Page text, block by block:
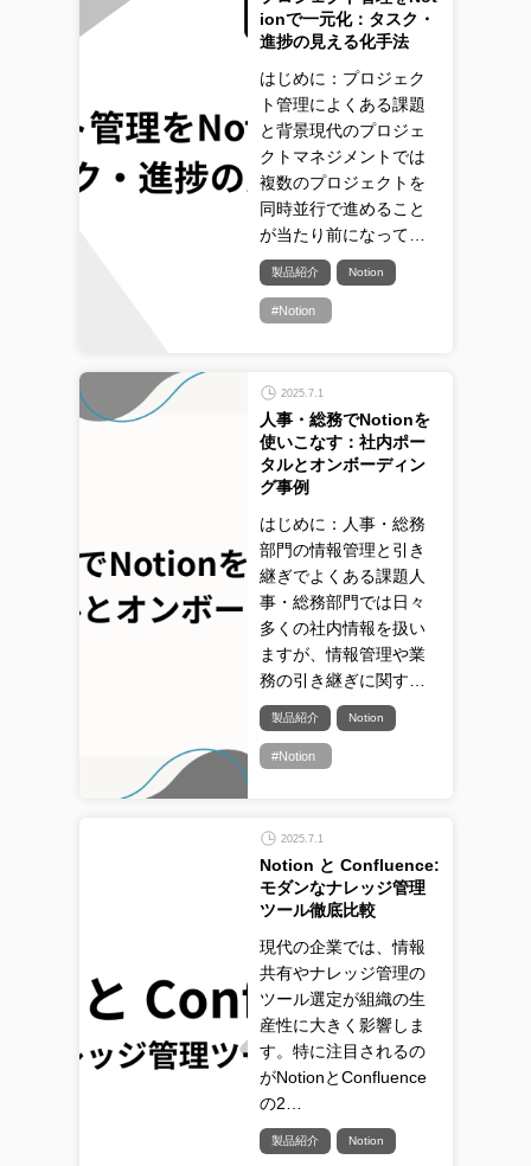
ionで一元化：タスク・
進捗の見える化手法
はじめに：プロジェク
ト管理によくある課題
と背景現代のプロジェ
クトマネジメントでは
複数のプロジェクトを
同時並行で進めること
が当たり前になって…
製品紹介 Notion
#Notion
2025.7.1
人事・総務でNotionを
使いこなす：社内ポー
タルとオンボーディン
グ事例
はじめに：人事・総務
部門の情報管理と引き
継ぎでよくある課題人
事・総務部門では日々
多くの社内情報を扱い
ますが、情報管理や業
務の引き継ぎに関す…
製品紹介 Notion
#Notion
2025.7.1
Notion と Confluence:
モダンなナレッジ管理
ツール徹底比較
現代の企業では、情報
共有やナレッジ管理の
ツール選定が組織の生
産性に大きく影響しま
す。特に注目されるの
がNotionとConfluence
の2…
製品紹介 Notion